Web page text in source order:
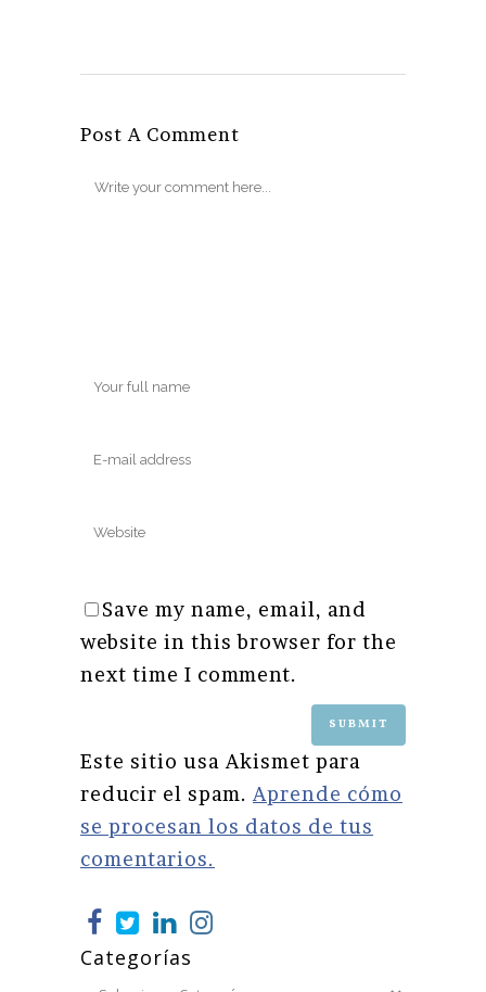
Post A Comment
Save my name, email, and
website in this browser for the
next time I comment.
Este sitio usa Akismet para
reducir el spam. Aprende cómo
se procesan los datos de tus
comentarios.
Categorías